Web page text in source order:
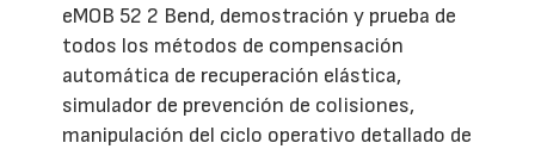
eMOB 52 2 Bend, demostración y prueba de
todos los métodos de compensación
automática de recuperación elástica,
simulador de prevención de colisiones,
manipulación del ciclo operativo detallado de